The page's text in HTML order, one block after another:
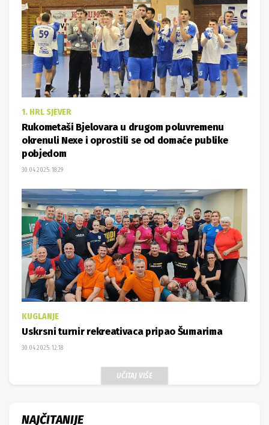
1. HRL SJEVER
Rukometaši Bjelovara u drugom poluvremenu
okrenuli Nexe i oprostili se od domaće publike
pobjedom
30.04.2025. 18:29
KUGLANJE
Uskrsni turnir rekreativaca pripao Šumarima
30.04.2025. 12:18